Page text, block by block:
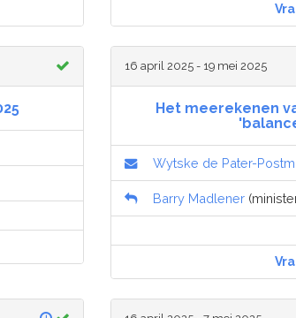
16 april 2025 - 19 mei 2025
Het meerekenen
Wytske de Pater-
Barry Madlener